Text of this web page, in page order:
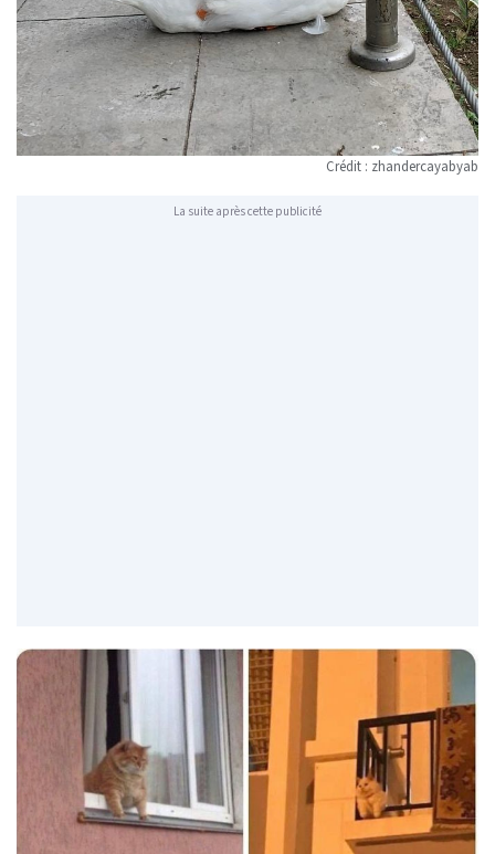
Crédit : zhandercayabyab
La suite après cette publicité